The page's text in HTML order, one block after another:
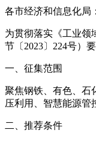
各市经济和信息化局：
为贯彻落实《工业领
节〔2023〕224号）
一、征集范围
聚焦钢铁、有色、石
压利用、智慧能源管
二、推荐条件